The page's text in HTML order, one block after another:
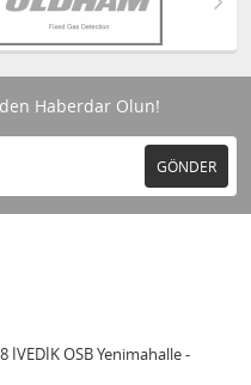
Haberdar Olun!
GÖNDER
İVEDİK OSB Yenimahalle -